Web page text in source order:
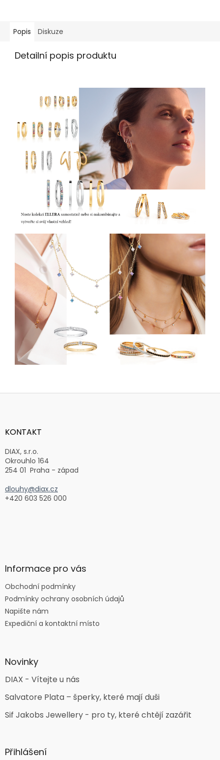
Popis Diskuze
Detailní popis produktu
Z
aKONTAKT
DIAX, s.r.o.
Okrouhlo 164
254 01 Praha - západ
dlouhy@diax.cz
+420 603 526 000
Informace pro vás
Obchodní podmínky
Podmínky ochrany osobních údajů
Napište nám
Expediční a kontaktní místo
Novinky
DIAX - Vítejte u nás
Salvatore Plata – šperky, které mají duši
Sif Jakobs Jewellery - pro ty, které chtějí zazářit
Přihlášení